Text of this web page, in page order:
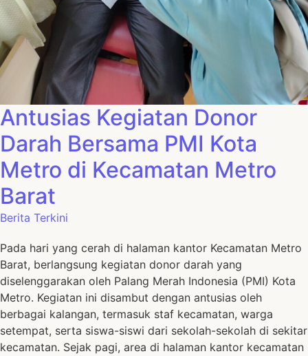
Antusias Kegiatan Donor
Darah Bersama PMI Kota
Metro di Kecamatan Metro
Barat
Berita Terkini
Pada hari yang cerah di halaman kantor Kecamatan Metro
Barat, berlangsung kegiatan donor darah yang
diselenggarakan oleh Palang Merah Indonesia (PMI) Kota
Metro. Kegiatan ini disambut dengan antusias oleh
berbagai kalangan, termasuk staf kecamatan, warga
setempat, serta siswa-siswi dari sekolah-sekolah di sekitar
kecamatan. Sejak pagi, area di halaman kantor kecamatan